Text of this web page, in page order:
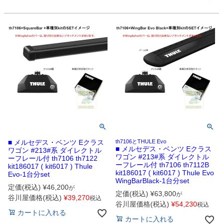
■ メルセデス・ベンツ Eクラス
ワゴン #213#系 ダイレクトル
ーフレール付 th7106 th7122
kit186017 ( kit6017 ) Thule
Evo-1台分set
定価(税込) ¥46,200が
谷川屋価格(税込) ¥39,270税込
カートに入れる
th7106とTHULE Evo
■ メルセデス・ベンツ Eクラス
ワゴン #213#系 ダイレクトル
ーフレール付 th7106 th7112B
kit186017 ( kit6017 ) Thule Evo
WingBarBlack-1台分set
定価(税込) ¥63,800が
谷川屋価格(税込) ¥54,230税込
カートに入れる